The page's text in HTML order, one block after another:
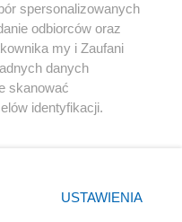
Youtube
spersonalizowanych
odbiorców oraz
my i Zaufani
danych
skanować
identyfikacji.
ustawień prywatności
strony
USTAWIENIA